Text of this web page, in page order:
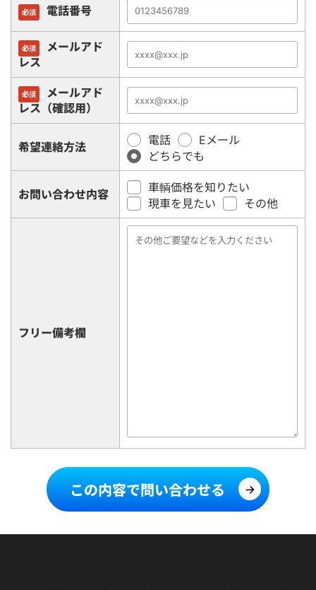
必須 電話番号
必須
メールアド
レス
必須
メールアド
レス（確認用）
希望連絡方法
電話
Eメール
どちらでも
お問い合わせ内容
車輌価格を知りたい
現車を見たい
その他
フリー備考欄
この内容で問い合わせる